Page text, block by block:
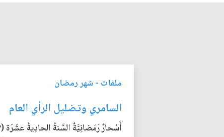
ملفات -شهر رمضان
السامري وتضليل الرأي العام
أَسْحارٌ رَمَضانِيَّةٌ السَّنةُ الحادِيةُ عشَرَة (٢٧)